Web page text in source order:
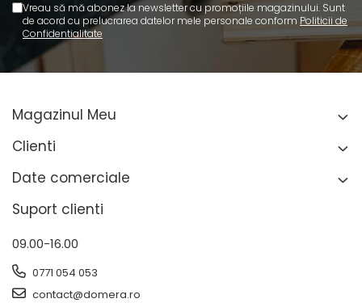
Vreau să mă abonez la newsletter cu promoțiile magazinului. Sunt
de acord cu prelucrarea datelor mele personale conform Politicii de
Confidentialitate
Magazinul Meu
Clienti
Date comerciale
Suport clienti
09.00-16.00
0771 054 053
contact@domera.ro